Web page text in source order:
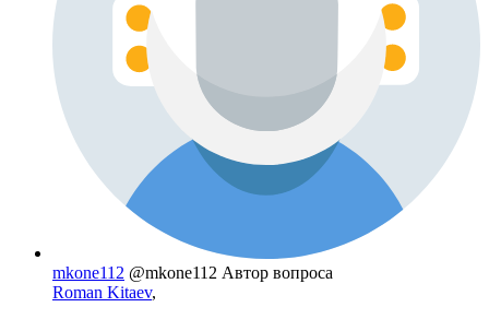
mkone112 @mkone112 Автор вопроса
Roman Kitaev,